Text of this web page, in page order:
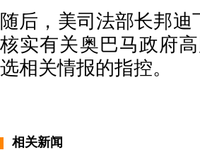
随后，美司法部长邦
核实有关奥巴马政府
选相关情报的指控。
相关新闻